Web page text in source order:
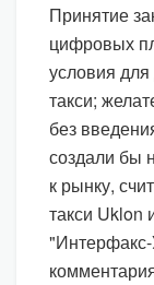
Принятие
цифровых
условия
такси;
без
создали бы
к рынку,
такси Uklon
"Интерфакс-